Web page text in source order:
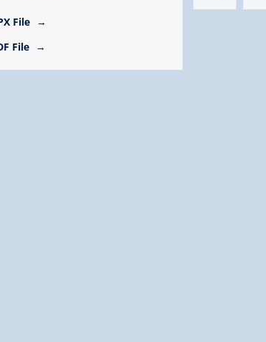
File
File